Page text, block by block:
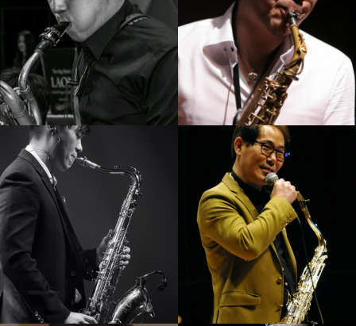
김재준
강의보기
임정윤
강의보기
서현진
강의보기
박규현
강의보기